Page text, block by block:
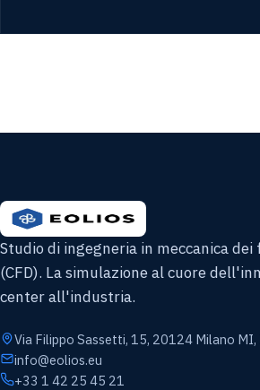
Studio di ingegneria in meccanica
(CFD). La simulazione al cuore
center all'industria.
Via Filippo Sassetti, 15, 20124 Milano
info@eolios.eu
+33 1 42 25 45 21